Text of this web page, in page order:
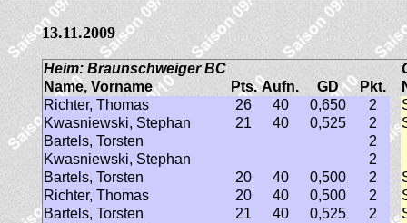
13.11.2009
Heim: Braunschweiger BC
Name, Vorname
Pts. Aufn. GD Pkt.
Richter, Thomas
26 40 0,650 2
Kwasniewski, Stephan
21 40 0,525 2
Bartels, Torsten
2
Kwasniewski, Stephan
2
Bartels, Torsten
20 40 0,500 2
Richter, Thomas
20 40 0,500 2
Bartels, Torsten
21 40 0,525 2